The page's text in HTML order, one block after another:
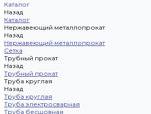
Каталог
Назад
Каталог
Нержавеющий металлопрокат
Назад
Нержавеющий металлопрокат
Сетка
Трубный прокат
Назад
Трубный прокат
Труба круглая
Назад
Труба круглая
Труба электросварная
Труба бесшовная